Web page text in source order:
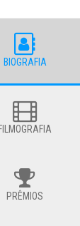
BIOGRAFIA
FILMOGRAFIA
PRÊMIOS